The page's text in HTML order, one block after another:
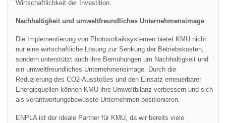
Wirtschaftlichkeit der Investition.
Nachhaltigkeit und umweltfreundliches Unternehmensimage
Die Implementierung von Photovoltaiksystemen bietet KMU nicht
nur eine wirtschaftliche Lösung zur Senkung der Betriebskosten,
sondern unterstützt auch ihre Bemühungen um Nachhaltigkeit und
ein umweltfreundliches Unternehmensimage. Durch die
Reduzierung des CO2-Ausstoßes und den Einsatz erneuerbarer
Energiequellen können KMU ihre Umweltbilanz verbessern und sich
als verantwortungsbewusste Unternehmen positionieren.
ENPLA ist der ideale Partner für KMU, da wir bereits viele